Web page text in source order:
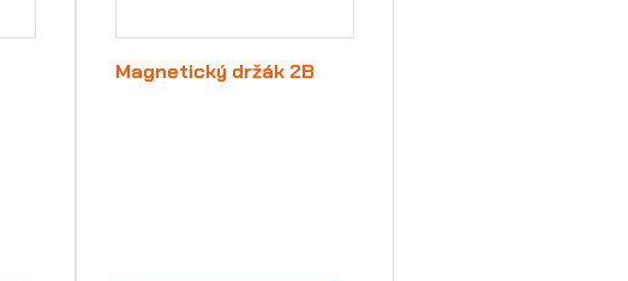
Magnetický držák 2B